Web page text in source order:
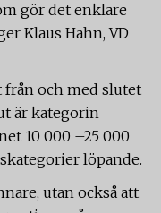
gör det enklare
Klaus Hahn, VD
från och med slutet
är kategorin
10 000 –25 000
löpande.
utan också att